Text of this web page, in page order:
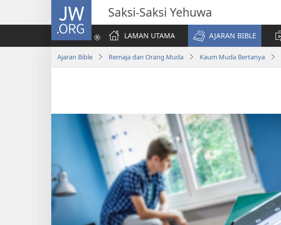
JW.ORG Saksi-Saksi Yehuwa
LAMAN UTAMA
AJARAN BIBLE
Ajaran Bible Remaja dan Orang Muda Kaum Muda Bertanya